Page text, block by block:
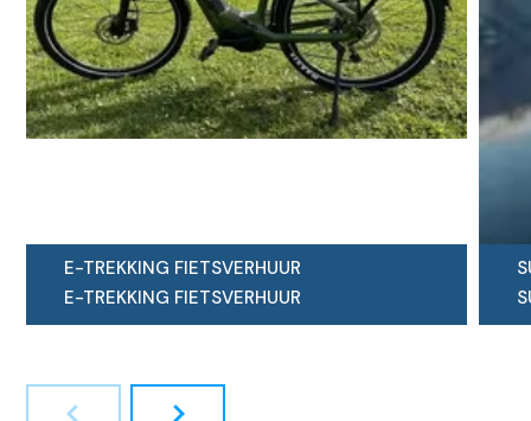
E-TREKKING FIETSVERHUUR
E-TREKKING FIETSVERHUUR